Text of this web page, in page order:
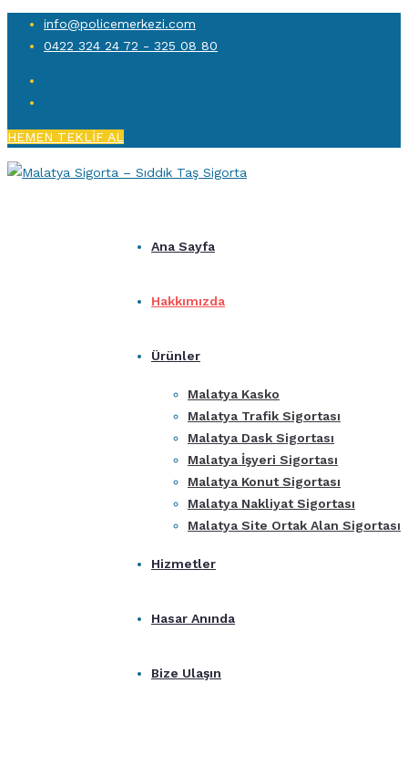
info@policemerkezi.com
0422 324 24 72 - 325 08 80
HEMEN TEKLİF AL
Ana Sayfa
Hakkımızda
Ürünler
Malatya Kasko
Malatya Trafik Sigortası
Malatya Dask Sigortası
Malatya İşyeri Sigortası
Malatya Konut Sigortası
Malatya Nakliyat Sigortası
Malatya Site Ortak Alan Sigortası
Hizmetler
Hasar Anında
Bize Ulaşın